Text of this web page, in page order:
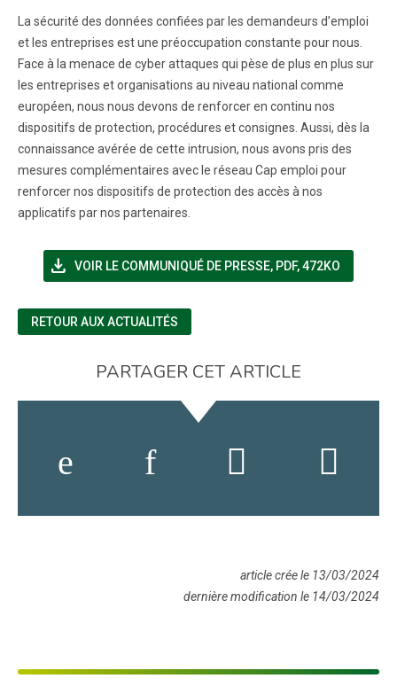
La sécurité des données confiées par les demandeurs d’emploi
et les entreprises est une préoccupation constante pour nous.
Face à la menace de cyber attaques qui pèse de plus en plus sur
les entreprises et organisations au niveau national comme
européen, nous nous devons de renforcer en continu nos
dispositifs de protection, procédures et consignes. Aussi, dès la
connaissance avérée de cette intrusion, nous avons pris des
mesures complémentaires avec le réseau Cap emploi pour
renforcer nos dispositifs de protection des accès à nos
applicatifs par nos partenaires.
file_download VOIR LE COMMUNIQUÉ DE PRESSE(NOUVELLE FENÊTRE)
, PDF, 472KO
RETOUR AUX ACTUALITÉS
PARTAGER CET ARTICLE
article crée le 13/03/2024
dernière modification le 14/03/2024